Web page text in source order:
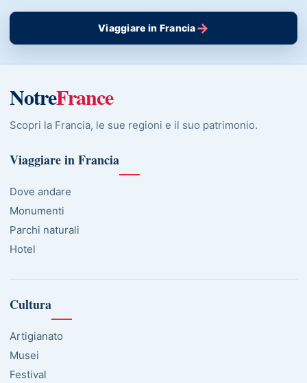
Viaggiare in Francia→
NotreFrance
Scopri la Francia, le sue regioni e il suo patrimonio.
Viaggiare in Francia
Dove andare
Monumenti
Parchi naturali
Hotel
Cultura
Artigianato
Musei
Festival